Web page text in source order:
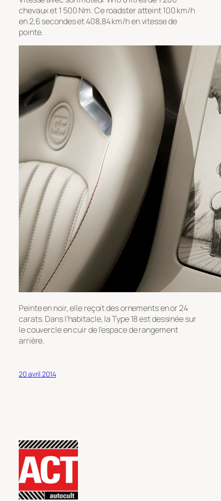
chevaux et 1 500 Nm. Ce roadster atteint 100 km/h
en 2,6 secondes et 408,84 km/h en vitesse de
pointe.
Peinte en noir, elle reçoit des ornements en or 24
carats. Dans l’habitacle, la Type 18 est dessinée sur
le couvercle en cuir de l’espace de rangement
arrière.
20 avril 2014